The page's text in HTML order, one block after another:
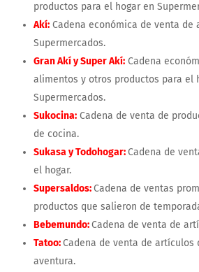
productos para el hogar en
Akí:Cadena económica de venta de
Supermercados.
Gran Akí y Super Akí:Cadena
alimentos y otros productos para el
Supermercados.
Sukocina:Cadena de venta de
de cocina.
Sukasa y Todohogar:Cadena de
el hogar.
Supersaldos:Cadena de ventas
productos que salieron de
Bebemundo:Cadena de venta de
Tatoo:Cadena de venta de artículos
aventura.